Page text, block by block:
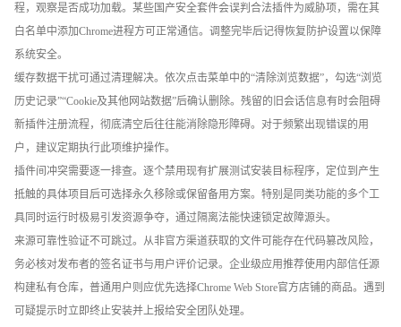
程，观察是否成功加载。某些国产安全套件会误判合法插件为威胁项，需在其
白名单中添加Chrome进程方可正常通信。调整完毕后记得恢复防护设置以保障
系统安全。
缓存数据干扰可通过清理解决。依次点击菜单中的“清除浏览数据”，勾选“浏览
历史记录”“Cookie及其他网站数据”后确认删除。残留的旧会话信息有时会阻碍
新插件注册流程，彻底清空后往往能消除隐形障碍。对于频繁出现错误的用
户，建议定期执行此项维护操作。
插件间冲突需要逐一排查。逐个禁用现有扩展测试安装目标程序，定位到产生
抵触的具体项目后可选择永久移除或保留备用方案。特别是同类功能的多个工
具同时运行时极易引发资源争夺，通过隔离法能快速锁定故障源头。
来源可靠性验证不可跳过。从非官方渠道获取的文件可能存在代码篡改风险，
务必核对发布者的签名证书与用户评价记录。企业级应用推荐使用内部信任源
构建私有仓库，普通用户则应优先选择Chrome Web Store官方店铺的商品。遇到
可疑提示时立即终止安装并上报给安全团队处理。